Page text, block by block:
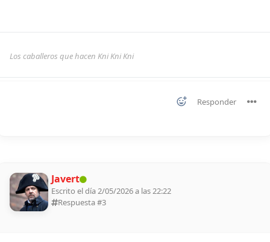
Los caballeros que hacen Kni Kni Kni
Responder
Javert
Escrito el día 2/05/2026 a las 22:22
Respuesta #3